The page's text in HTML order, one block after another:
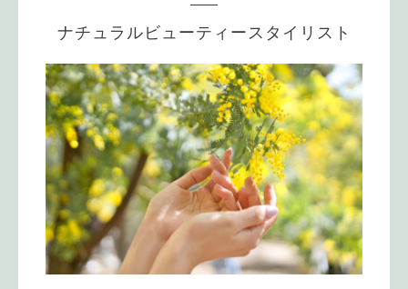
ナチュラルビューティースタイリスト